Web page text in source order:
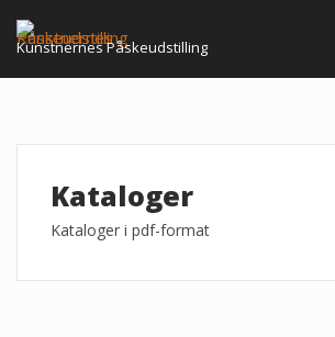
Kunstnernes Påskeudstilling
Kataloger
Kataloger i pdf-format